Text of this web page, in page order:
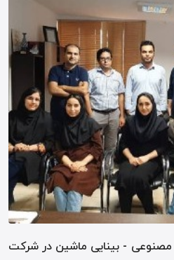
مصنوعی - بینایی ماشین در شرکت